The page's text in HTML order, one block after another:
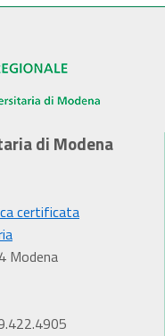
di Modena
certificata
Modena